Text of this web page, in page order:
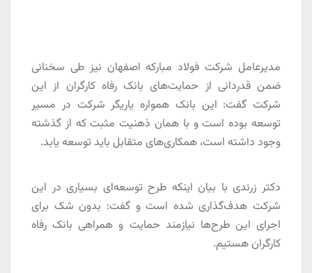
مدیرعامل شرکت فولاد مبارکه اصفهان نیز طی سخنانی
ضمن قدردانی از حمایت‌های بانک رفاه کارگران از این
شرکت گفت: این بانک همواره یاریگر شرکت در مسیر
توسعه بوده است و با همان ذهنیت مثبت که از گذشته
وجود داشته است، همکاری‌های متقابل باید توسعه یابد.
دکتر زرندی با بیان اینکه طرح توسعه‌ای بسیاری در این
شرکت هدف‌گذاری شده است و گفت: بدون شک برای
اجرای این طرح‌ها نیازمند حمایت و همراهی بانک رفاه
کارگران هستیم.